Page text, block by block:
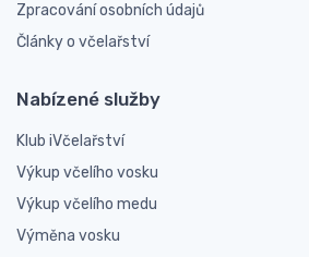
Zpracování osobních údajů
Články o včelařství
Nabízené služby
Klub iVčelařství
Výkup včelího vosku
Výkup včelího medu
Výměna vosku